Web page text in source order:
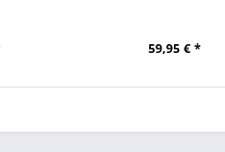
59,95 € *